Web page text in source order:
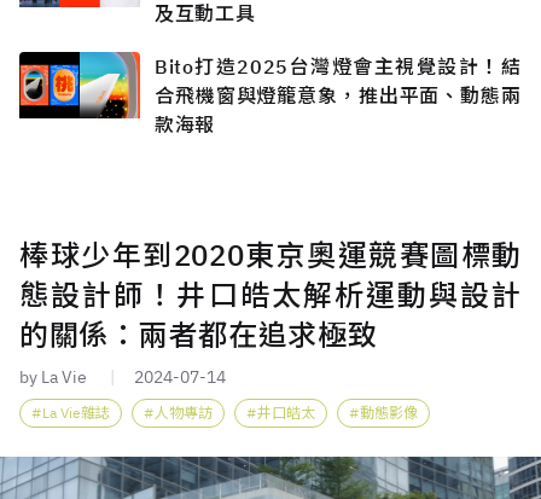
及互動工具
Bito打造2025台灣燈會主視覺設計！結
合飛機窗與燈籠意象，推出平面、動態兩
款海報
棒球少年到2020東京奧運競賽圖標動
態設計師！井口皓太解析運動與設計
的關係：兩者都在追求極致
by La Vie 2024-07-14
La Vie雜誌 人物專訪 井口皓太 動態影像